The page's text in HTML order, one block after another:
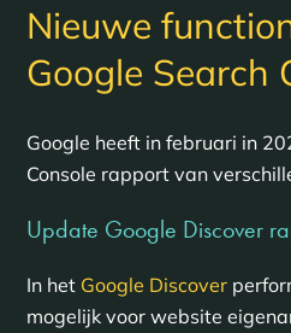
Nieuwe
Google Search
Google heeft in februari in
Console rapport van
Update Google Discover
In het Google Discover
mogelijk voor website